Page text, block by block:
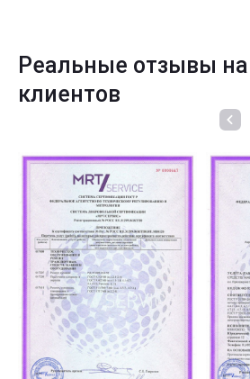
Реальные отзывы
клиентов